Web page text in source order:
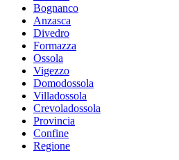
Bognanco
Anzasca
Divedro
Formazza
Ossola
Vigezzo
Domodossola
Villadossola
Crevoladossola
Provincia
Confine
Regione